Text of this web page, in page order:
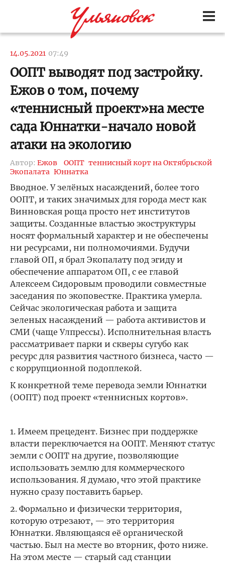
14.05.2021 07:49
ООПТ выводят под застройку.
Ежов о том, почему
«теннисный проект»на месте
сада Юннатки-начало новой
атаки на экологию
Автор: Ежов ООПТ теннисный корт на Октябрьской
Экопалата Юннатка
Вводное. У зелёных насаждений, более того
ООПТ, и таких значимых для города мест как
Винновская роща просто нет институтов
защиты. Созданные властью экоструктуры
носят формальный характер и не обеспечены
ни ресурсами, ни полномочиями. Будучи
главой ОП, я брал Экопалату под эгиду и
обеспечение аппаратом ОП, с ее главой
Алексеем Сидоровым проводили совместные
заседания по экоповестке. Практика умерла.
Сейчас экологическая работа и защита
зеленых насаждений — работа активистов и
СМИ (чаще Улпрессы). Исполнительная власть
рассматривает парки и скверы сугубо как
ресурс для развития частного бизнеса, часто —
с коррупционной подоплекой.
К конкретной теме перевода земли Юннатки
(ООПТ) под проект «теннисных кортов».
1. Имеем прецедент. Бизнес при поддержке
власти переключается на ООПТ. Меняют статус
земли с ООПТ на другие, позволяющие
использовать землю для коммерческого
использования. Я думаю, что этой практике
нужно сразу поставить барьер.
2. Формально и физически территория,
которую отрезают, — это территория
Юннатки. Являющаяся её органической
частью. Был на месте во вторник, фото ниже.
На этом месте — старый сад станции